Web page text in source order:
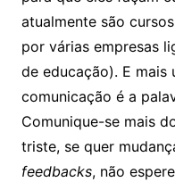
atualmente são
por várias empresas
de educação). E mais
comunicação é a
Comunique-se mais
triste, se quer
feedbacks, não